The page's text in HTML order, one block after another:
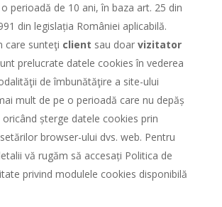
perioadă de 10 ani, în baza art. 25 din
din legislația României aplicabilă.
care sunteţi client sau doarvizitator
prelucrate datele cookies în vederea
de îmbunătăţire a site-ului
mult de pe o perioadă care nu depăș
oricând șterge datele cookies prin
browser-ului dvs. web. Pentru
vă rugăm să accesați Politica de
privind modulele cookies disponibilă